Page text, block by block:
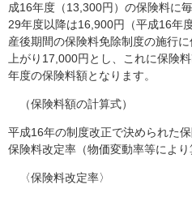
成16年度（13,300円）の保険料に
29年度以降は16,900円（平成16年
産後期間の保険料免除制度の施行
上がり17,000円とし、これに保険
年度の保険料額となります。
（保険料額の計算式）
平成16年の制度改正で決められ
保険料改定率（物価変動率等に
〈保険料改定率〉